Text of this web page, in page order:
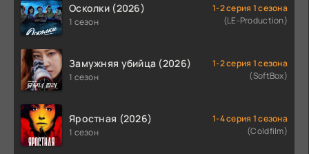
Осколки (2026)
1 сезон
1-2 серия 1 сезона
(LE-Production)
Замужняя убийца (2026)
1 сезон
1-2 серия 1 сезона
(SoftBox)
Яростная (2026)
1 сезон
1-4 серия 1 сезона
(Coldfilm)